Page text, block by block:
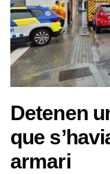
Detenen
que
armari